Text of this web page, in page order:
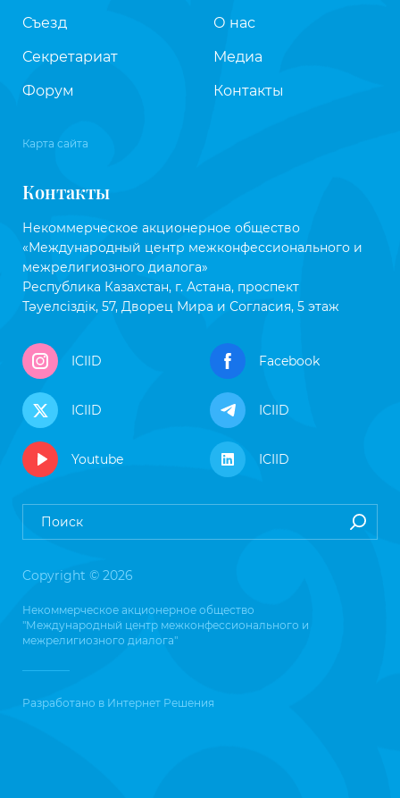
Съезд
Секретариат
Форум
О нас
Медиа
Контакты
Карта сайта
Контакты
Некоммерческое акционерное общество
«Международный центр межконфессионального и
межрелигиозного диалога»
Республика Казахстан, г. Астана, проспект
Тәуелсіздік, 57, Дворец Мира и Согласия, 5 этаж
ICIID Facebook
ICIID ICIID
Youtube ICIID
Copyright © 2026
Некоммерческое акционерное общество
"Международный центр межконфессионального и
межрелигиозного диалога"
Разработано в Интернет Решения